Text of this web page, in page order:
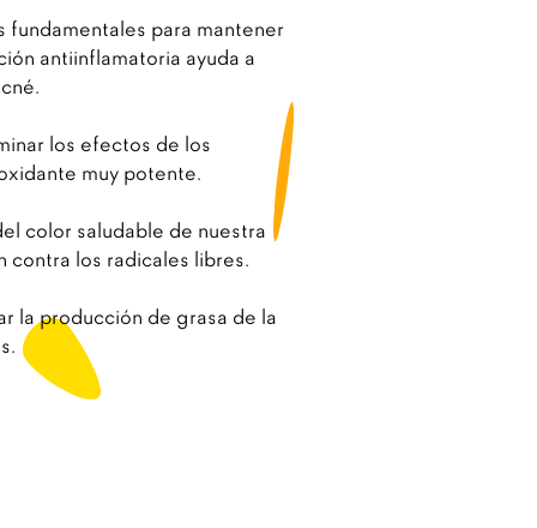
fundamentales para mantener
antiinflamatoria ayuda a
los efectos de los
muy potente.
color saludable de nuestra
contra los radicales libres.
la producción de grasa de la